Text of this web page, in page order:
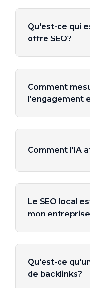
Qu'est-ce qui
offre SEO?
Comment
l'engagement
Comment l'IA
Le SEO local
mon
Qu'est-ce
de backlinks?